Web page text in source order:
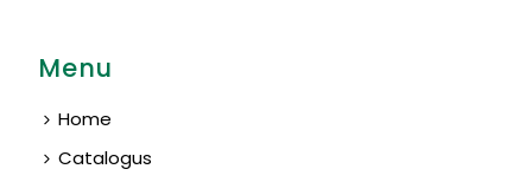
Menu
Home
Catalogus